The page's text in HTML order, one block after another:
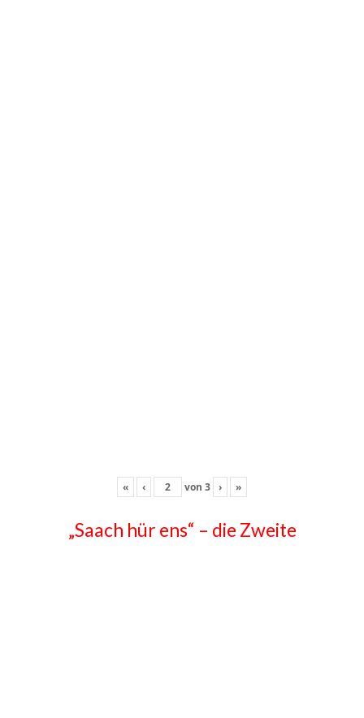
« ‹ von 3 › »
„Saach hür ens“ – die Zweite